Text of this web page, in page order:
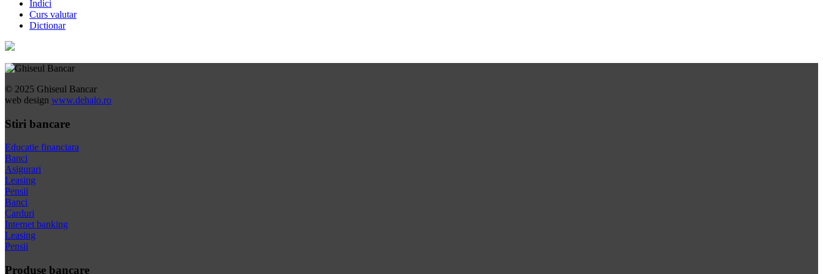
Indici
Curs valutar
Dictionar
© 2025 Ghiseul Bancar
web design www.dehalo.ro
Stiri bancare
Educatie financiara
Banci
Asigurari
Leasing
Pensii
Banci
Carduri
Internet banking
Leasing
Pensii
Produse bancare